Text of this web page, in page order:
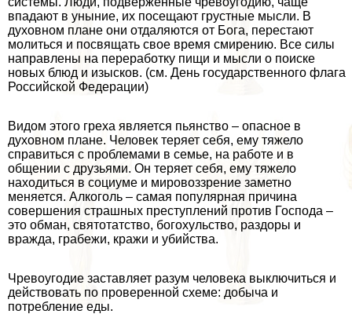
впадают в уныние, их посещают грустные мысли. В
духовном плане они отдаляются от Бога, перестают
молиться и посвящать свое время смирению. Все силы
направлены на переработку пищи и мысли о поиске
новых блюд и изысков. (см. День государственного флага
Российской Федерации)
Видом этого греха является пьянство – опасное в
духовном плане. Человек теряет себя, ему тяжело
справиться с проблемами в семье, на работе и в
общении с друзьями. Он теряет себя, ему тяжело
находиться в социуме и мировоззрение заметно
меняется. Алкоголь – самая популярная причина
совершения страшных преступлений против Господа –
это обман, святотатство, богохульство, раздоры и
вражда, грабежи, кражи и убийства.
Чревоугодие заставляет разум человека выключиться и
действовать по проверенной схеме: добыча и
потрeбление еды.